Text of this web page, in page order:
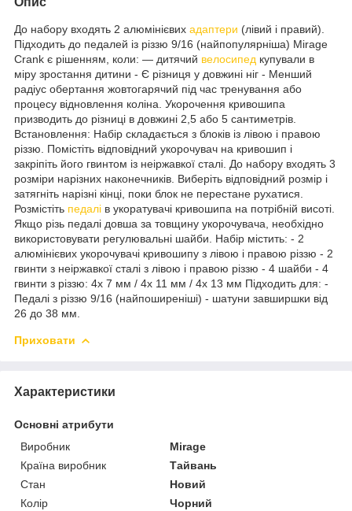
До набору входять 2 алюмінієвих адаптери (лівий і правий).
Підходить до педалей із різзю 9/16 (найпопулярніша) Mirage
Crank є рішенням, коли: — дитячий велосипед купували в
міру зростання дитини - Є різниця у довжині ніг - Менший
радіус обертання жовтогарячий під час тренування або
процесу відновлення коліна. Укорочення кривошипа
призводить до різниці в довжині 2,5 або 5 сантиметрів.
Встановлення: Набір складається з блоків із лівою і правою
різзю. Помістіть відповідний укорочувач на кривошип і
закріпіть його гвинтом із неіржавкої сталі. До набору входять 3
розміри нарізних наконечників. Виберіть відповідний розмір і
затягніть нарізні кінці, поки блок не перестане рухатися.
Розмістіть педалі в укоратувачі кривошипа на потрібній висоті.
Якщо різь педалі довша за товщину укорочувача, необхідно
використовувати регулювальні шайби. Набір містить: - 2
алюмінієвих укорочувачі кривошипу з лівою і правою різзю - 2
гвинти з неіржавкої сталі з лівою і правою різзю - 4 шайби - 4
гвинти з різзю: 4x 7 мм / 4x 11 мм / 4x 13 мм Підходить для: -
Педалі з різзю 9/16 (найпоширеніші) - шатуни завширшки від
26 до 38 мм.
Приховати
Характеристики
Основні атрибути
Виробник
Mirage
Країна виробник
Тайвань
Стан
Новий
Колір
Чорний